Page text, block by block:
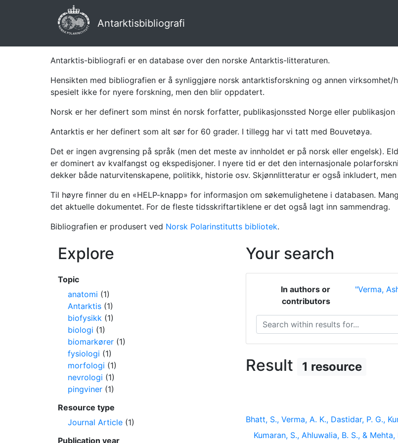
Antarktisbibliografi
Antarktis-bibliografi er en database over den norske Antarktis-litteraturen.
Hensikten med bibliografien er å synliggjøre norsk antarktisforskning og annen
spesielt ikke for nyere forskning, men den blir oppdatert.
Norsk er her definert som minst én norsk forfatter, publikasjonssted Norge eller
Antarktis er her definert som alt sør for 60 grader. I tillegg har vi tatt med Bouvetøya.
Det er ingen avgrensing på språk (men det meste av innholdet er på norsk eller engelsk).
er dominert av kvalfangst og ekspedisjoner. I nyere tid er det den internasjonale
dekker både naturvitenskapene, politikk, historie osv. Skjønnlitteratur er også inkludert,
Til høyre finner du en «HELP-knapp» for informasjon om søkemulighetene i databasen.
det aktuelle dokumentet. For de fleste tidsskriftartiklene er det også lagt inn sammendrag.
Bibliografien er produsert ved Norsk Polarinstitutts bibliotek.
Your search
In authors or
contributors
"Verma,
Search within results for...
Result 1 resource
Bhatt, S., Verma, A. K., Dastidar, P. G.,
Kumaran, S., Ahluwalia, B. S., &
Explore
Topic
anatomi (1)
Antarktis (1)
biofysikk (1)
biologi (1)
biomarkører (1)
fysiologi (1)
morfologi (1)
nevrologi (1)
pingviner (1)
Resource type
Journal Article (1)
Publication year